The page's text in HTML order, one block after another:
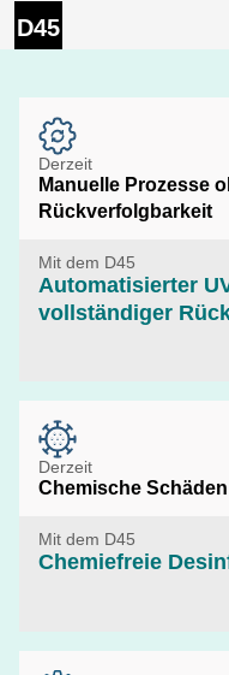
D45
Derzeit
Manuelle Prozesse
Rückverfolgbarkeit
Mit dem D45
Automatisierter
vollständiger
Derzeit
Chemische
Mit dem D45
Chemiefreie